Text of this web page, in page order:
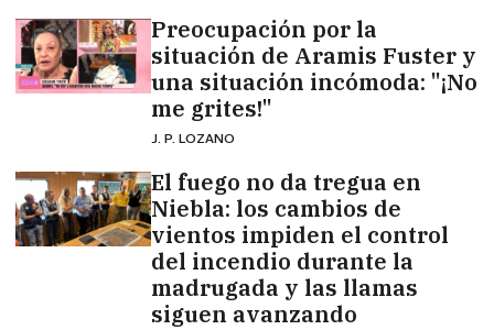
Preocupación por la
situación de Aramis Fuster y
una situación incómoda: "¡No
me grites!"
J. P. LOZANO
El fuego no da tregua en
Niebla: los cambios de
vientos impiden el control
del incendio durante la
madrugada y las llamas
siguen avanzando